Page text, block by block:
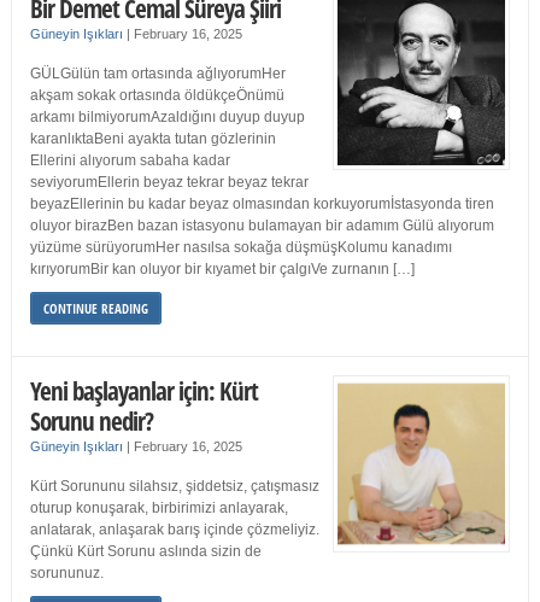
Bir Demet Cemal Süreya Şiiri
Güneyin Işıkları | February 16, 2025
GÜLGülün tam ortasında ağlıyorumHer
akşam sokak ortasında öldükçeÖnümü
arkamı bilmiyorumAzaldığını duyup duyup
karanlıktaBeni ayakta tutan gözlerinin
Ellerini alıyorum sabaha kadar
seviyorumEllerin beyaz tekrar beyaz tekrar
beyazEllerinin bu kadar beyaz olmasından korkuyorumİstasyonda tiren
oluyor birazBen bazan istasyonu bulamayan bir adamım Gülü alıyorum
yüzüme sürüyorumHer nasılsa sokağa düşmüşKolumu kanadımı
kırıyorumBir kan oluyor bir kıyamet bir çalgıVe zurnanın […]
CONTINUE READING
Yeni başlayanlar için: Kürt
Sorunu nedir?
Güneyin Işıkları | February 16, 2025
Kürt Sorununu silahsız, şiddetsiz, çatışmasız
oturup konuşarak, birbirimizi anlayarak,
anlatarak, anlaşarak barış içinde çözmeliyiz.
Çünkü Kürt Sorunu aslında sizin de
sorununuz.